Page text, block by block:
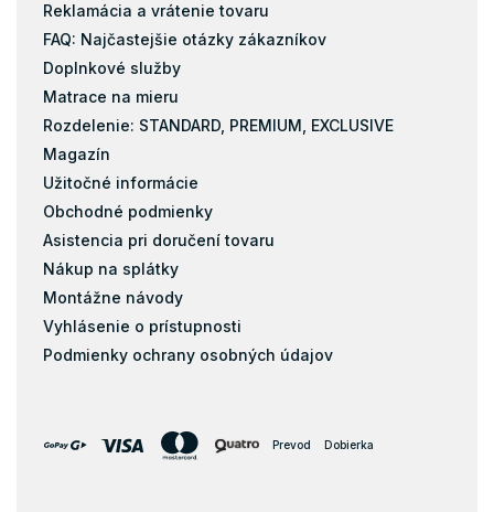
Reklamácia a vrátenie tovaru
FAQ: Najčastejšie otázky zákazníkov
Doplnkové služby
Matrace na mieru
Rozdelenie: STANDARD, PREMIUM, EXCLUSIVE
Magazín
Užitočné informácie
Obchodné podmienky
Asistencia pri doručení tovaru
Nákup na splátky
Montážne návody
Vyhlásenie o prístupnosti
Podmienky ochrany osobných údajov
Prevod Dobierka